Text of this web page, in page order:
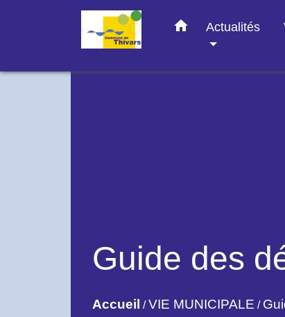
home Actualités
Guide des
Accueil /VIE MUNICIPALE /